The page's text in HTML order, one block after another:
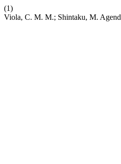
(1)
Viola, C. M. M.; Shintaku, M.